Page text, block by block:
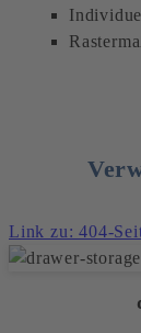
Link zu: 404-